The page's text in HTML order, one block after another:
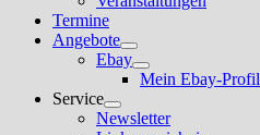
Termine
Angebote
Untermenü
anzeigen
Ebay
Untermenü
anzeigen
Mein Ebay-Profil
Service
Untermenü
anzeigen
Newsletter